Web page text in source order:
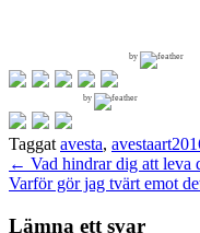
by
by
Taggat avesta,
← Vad hindrar dig att
Varför gör jag tvärt emot
Lämna ett svar